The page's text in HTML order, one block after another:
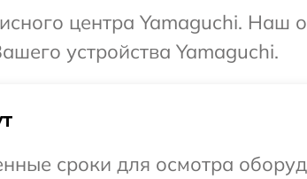
центра Yamaguchi. Наш
устройства Yamaguchi.
сроки для осмотра